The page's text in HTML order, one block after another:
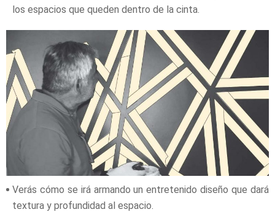
los espacios que queden dentro de la cinta.
Verás cómo se irá armando un entretenido diseño que dará
textura y profundidad al espacio.